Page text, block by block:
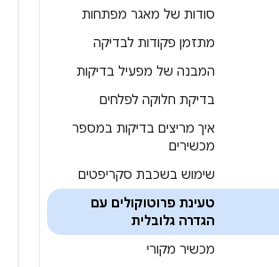
סודות של מאגר מפתחות
מתזמן פקודות לבדיקה
המבנה של מפעיל בדיקות
בדיקת חלוקה לפלחים
איך מריצים בדיקות במספר
מכשירים
שימוש בשכבת סקריפטים
טעינת פרוטוקולים עם
הגדרה גלובלית
מכשיר מקורי